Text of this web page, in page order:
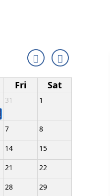
Fri Sat
31
1
性与高通用性行业│兄弟机解决
7 8
14 15
21 22
28 29